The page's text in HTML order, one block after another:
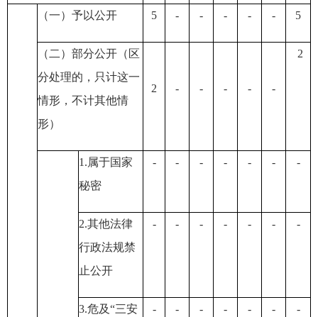
（一）予以公开 5 - - - - - 5
（二）部分公开 （区
分处理的，只计这一
情形，不计其他情
形）
2 - - - - -
2
1.属于国家
秘密
- - - - - - -
2.其他法律
行政法规禁
止公开
- - - - - - -
3.危及“三安 - - - - - - -